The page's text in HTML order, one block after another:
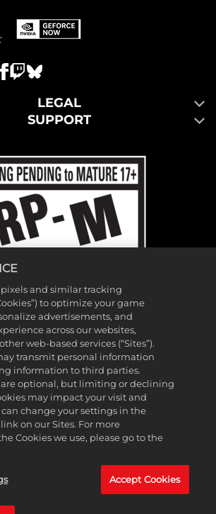
LEGAL
SUPPORT
Published by 2K Games. Developed by
and related logos are all trademarks
LLC. 2K and the 2K logo are trademarks of
Software, Inc. All other marks and trademarks
respective owners. All rights reserved.
チ研究所をお探しなら こちら。ボーダーランズ・サ
を探しているなら
pixels and similar tracking
to optimize your game
advertisements, and
across our websites,
web-based services (“Sites”).
transmit personal information
information to third parties.
are optional, but limiting or declining
may impact your visit and
can change your settings in the
on our Sites. For more
Cookies we use, please go to the
Accept Cookies